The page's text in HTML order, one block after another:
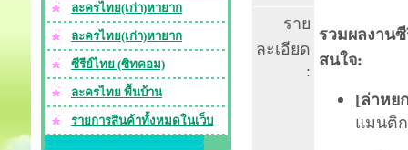
ละครไทย(เก่า)หายาก
ละครไทย(เก่า)หายาก
ซีรีย์ไทย (ซิทคอม)
ละครไทย พื้นบ้าน
รายการสินค้าทั้งหมดในเว็บ
ราย
ละเอียด
:
รวมผลงาน
สนใจ:
[ล่าหย
แมนติ